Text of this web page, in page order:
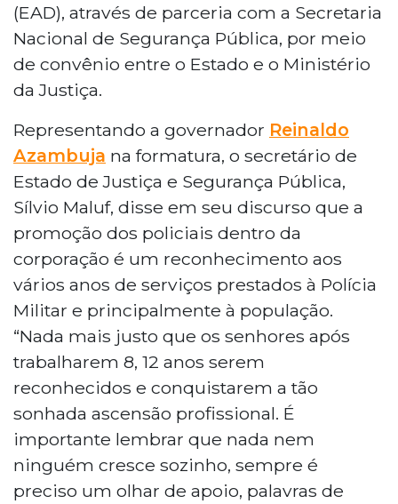
(EAD), através de parceria com a Secretaria
Nacional de Segurança Pública, por meio
de convênio entre o Estado e o Ministério
da Justiça.
Representando a governador Reinaldo
Azambuja na formatura, o secretário de
Estado de Justiça e Segurança Pública,
Sílvio Maluf, disse em seu discurso que a
promoção dos policiais dentro da
corporação é um reconhecimento aos
vários anos de serviços prestados à Polícia
Militar e principalmente à população.
“Nada mais justo que os senhores após
trabalharem 8, 12 anos serem
reconhecidos e conquistarem a tão
sonhada ascensão profissional. É
importante lembrar que nada nem
ninguém cresce sozinho, sempre é
preciso um olhar de apoio, palavras de